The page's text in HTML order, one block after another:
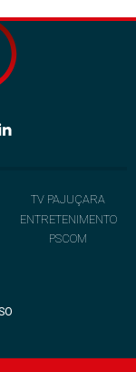
TV PAJUÇARA
ENTRETENIMENTO
PSCOM